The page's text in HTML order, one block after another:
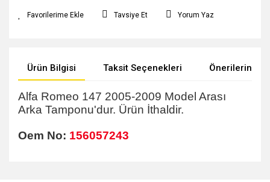
Tavsiye Et Yorum Yaz
Ürün Bilgisi Taksit Seçenekleri Önerileriniz
Alfa Romeo 147 2005-2009 Model Arası
Arka Tamponu'dur. Ürün İthaldir.
Oem No: 156057243